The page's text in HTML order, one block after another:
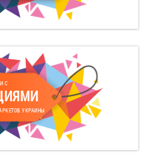
С
УКРАИНЫ